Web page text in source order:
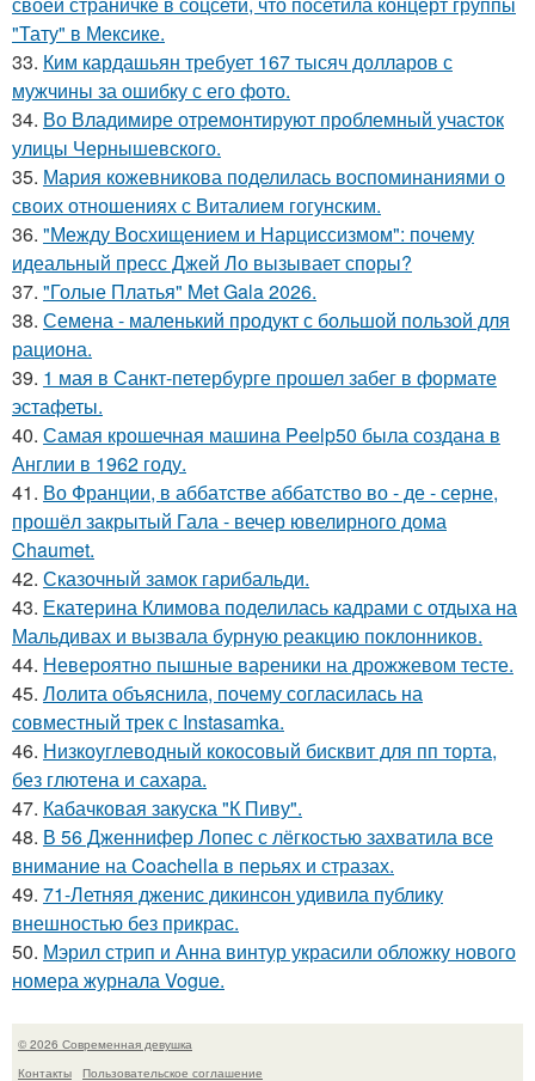
"Тату" в Мексике.
33. Ким кардашьян требует 167 тысяч долларов с
мужчины за ошибку с его фото.
34. Во Владимире отремонтируют проблемный участок
улицы Чернышевского.
35. Мария кожевникова поделилась воспоминаниями о
своих отношениях с Виталием гогунским.
36. "Между Восхищением и Нарциссизмом": почему
идеальный пресс Джей Ло вызывает споры?
37. "Голые Платья" Met Gala 2026.
38. Семена - маленький продукт с большой пользой для
рациона.
39. 1 мая в Санкт-петербурге прошел забег в формате
эстафеты.
40. Самая крошечная машинa Peelp50 была созданa в
Англии в 1962 году.
41. Во Франции, в аббатстве аббатство во - де - серне,
прошёл закрытый Гала - вечер ювелирного дома
Chaumet.
42. Сказочный замок гарибальди.
43. Екатерина Климова поделилась кадрами с отдыха на
Мальдивах и вызвала бурную реакцию поклонников.
44. Невероятно пышные вареники на дрожжевом тесте.
45. Лолита объяснила, почему согласилась на
совместный трек с Instasamka.
46. Низкоуглеводный кокосовый бисквит для пп торта,
без глютена и сахара.
47. Кабачковая закуска "К Пиву".
48. В 56 Дженнифер Лопес с лёгкостью захватила все
внимание на Coachella в перьях и стразах.
49. 71-Летняя дженис дикинсон удивила публику
внешностью без прикрас.
50. Мэрил стрип и Анна винтур украсили обложку нового
номера журнала Vogue.
© 2026 Современная девушка
Контакты
Пользовательское соглашение